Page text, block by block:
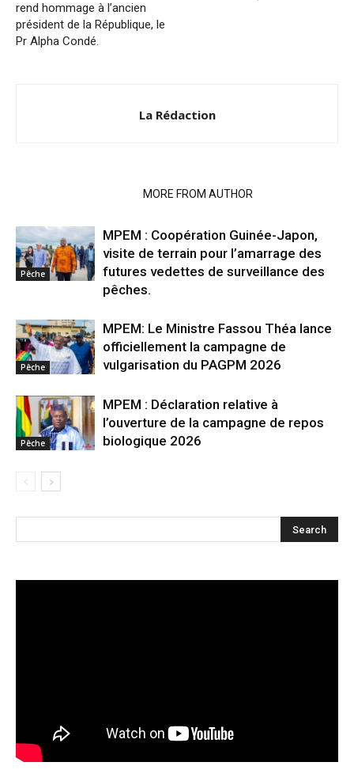
rend hommage à l’ancien
président de la République, le
Pr Alpha Condé.
La Rédaction
MORE FROM AUTHOR
Pêche
MPEM : Coopération Guinée-Japon,
visite de terrain pour l’amarrage des
futures vedettes de surveillance des
pêches.
Pêche
MPEM: Le Ministre Fassou Théa lance
officiellement la campagne de
vulgarisation du PAGPM 2026
Pêche
MPEM : Déclaration relative à
l’ouverture de la campagne de repos
biologique 2026